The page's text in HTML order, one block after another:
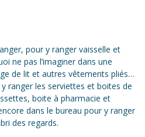
pour y ranger vaisselle et
ne pas l’imaginer dans une
de lit et autres vêtements pliés…
ranger les serviettes et boites de
boite à pharmacie et
dans le bureau pour y ranger
des regards.